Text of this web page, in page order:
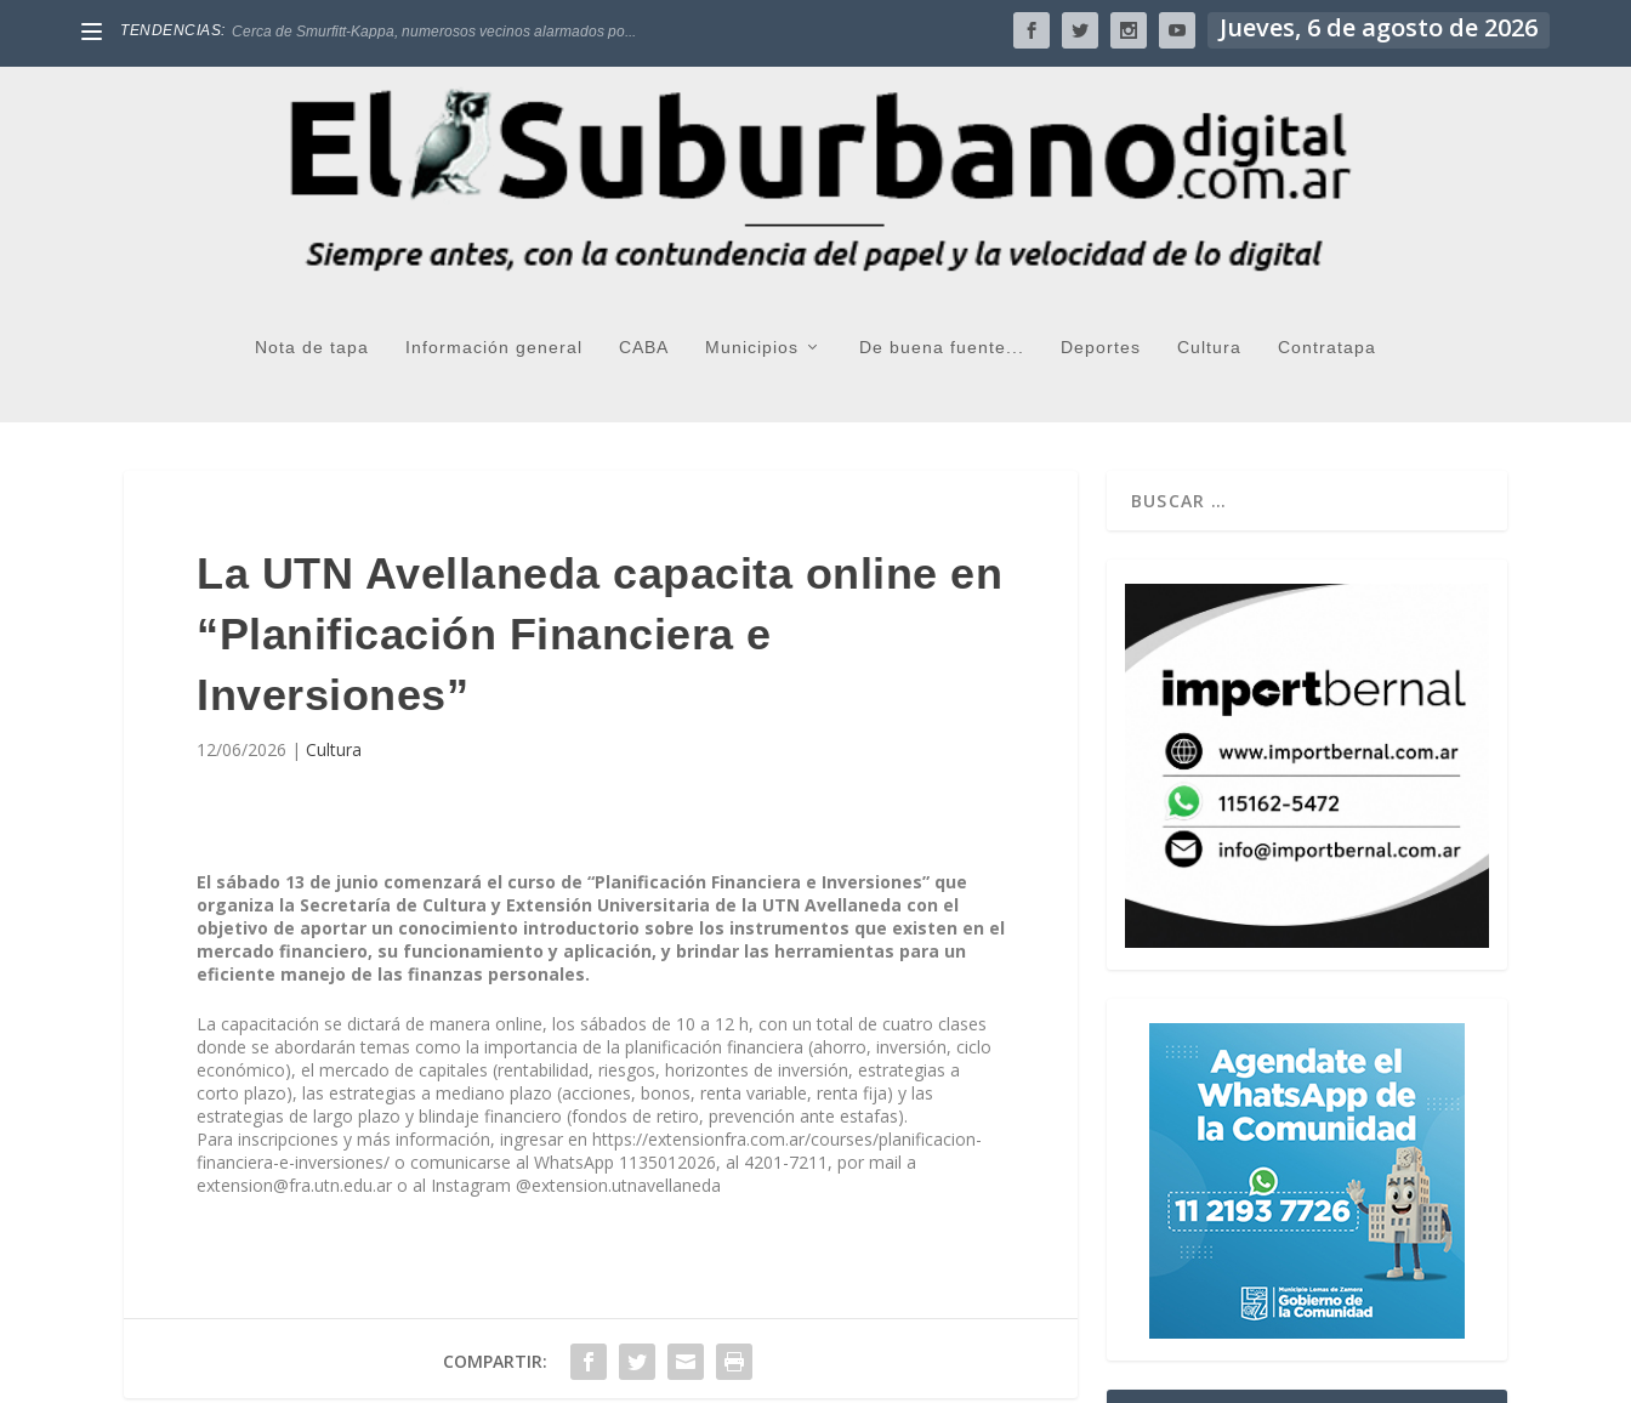
TENDENCIAS: Cerca de Smurfitt-Kappa, numerosos vecinos alarmados po... Jueves, 6 de agosto de 2026
Nota de tapa Información general CABA Municipios De buena fuente... Deportes Cultura Contratapa
La UTN Avellaneda capacita online en
“Planificación Financiera e
Inversiones”
12/06/2026 | Cultura
El sábado 13 de junio comenzará el curso de “Planificación Financiera e Inversiones” que
organiza la Secretaría de Cultura y Extensión Universitaria de la UTN Avellaneda con el
objetivo de aportar un conocimiento introductorio sobre los instrumentos que existen en el
mercado financiero, su funcionamiento y aplicación, y brindar las herramientas para un
eficiente manejo de las finanzas personales.
La capacitación se dictará de manera online, los sábados de 10 a 12 h, con un total de cuatro clases
donde se abordarán temas como la importancia de la planificación financiera (ahorro, inversión, ciclo
económico), el mercado de capitales (rentabilidad, riesgos, horizontes de inversión, estrategias a
corto plazo), las estrategias a mediano plazo (acciones, bonos, renta variable, renta fija) y las
estrategias de largo plazo y blindaje financiero (fondos de retiro, prevención ante estafas).
Para inscripciones y más información, ingresar en https://extensionfra.com.ar/courses/planificacion-
financiera-e-inversiones/ o comunicarse al WhatsApp 1135012026, al 4201-7211, por mail a
extension@fra.utn.edu.ar o al Instagram @extension.utnavellaneda
COMPARTIR: